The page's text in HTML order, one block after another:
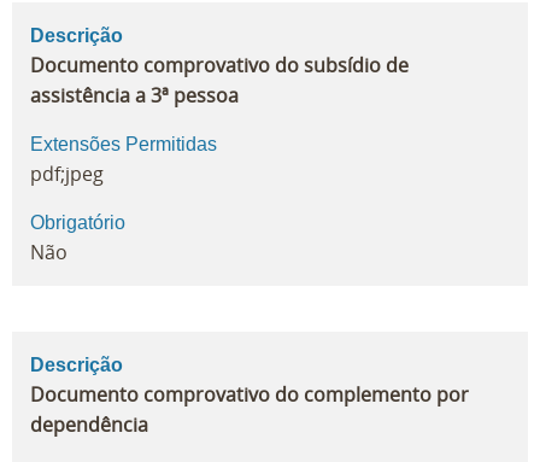
Descrição
Documento comprovativo do subsídio de
assistência a 3ª pessoa
Extensões Permitidas
pdf;jpeg
Obrigatório
Não
Descrição
Documento comprovativo do complemento por
dependência